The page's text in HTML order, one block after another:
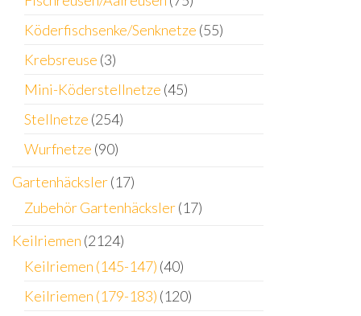
Köderfischsenke/Senknetze (55)
Krebsreuse (3)
Mini-Köderstellnetze (45)
Stellnetze (254)
Wurfnetze (90)
Gartenhäcksler(17)
Zubehör Gartenhäcksler(17)
Keilriemen (2124)
Keilriemen (145-147) (40)
Keilriemen (179-183) (120)